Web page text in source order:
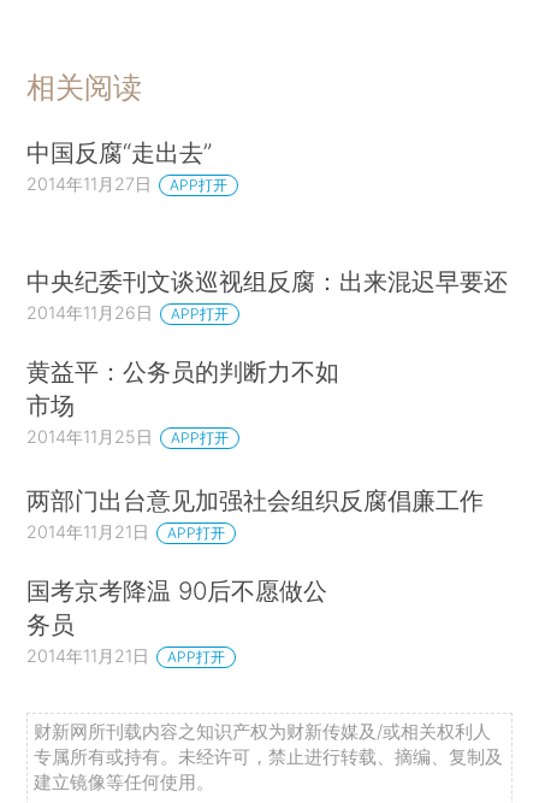
相关阅读
中国反腐“走出去”
2014年11月27日 APP打开
中央纪委刊文谈巡视组反腐：出来混迟早要还
2014年11月26日 APP打开
黄益平：公务员的判断力不如
市场
2014年11月25日 APP打开
两部门出台意见加强社会组织反腐倡廉工作
2014年11月21日 APP打开
国考京考降温 90后不愿做公
务员
2014年11月21日 APP打开
财新网所刊载内容之知识产权为财新传媒及/或相关权利人
专属所有或持有。未经许可，禁止进行转载、摘编、复制及
建立镜像等任何使用。